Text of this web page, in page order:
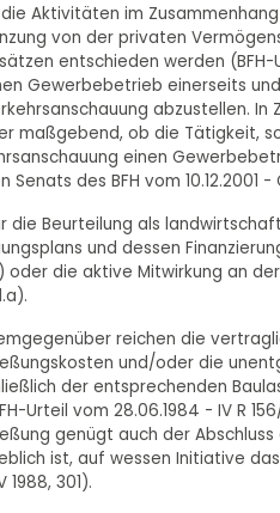
Aktivitäten im
von der privaten
entschieden werden (BFH-
Gewerbebetrieb einerseits
abzustellen.
maßgebend, ob die Tätigkeit,
einen
Senats des BFH vom 10.12.2001 -
die Beurteilung als
und dessen
oder die aktive Mitwirkung an der
reichen die
und/oder die
der entsprechenden
Urteil vom 28.06.1984 - IV R
genügt auch der
ist, auf wessen Initiative
1988, 301).